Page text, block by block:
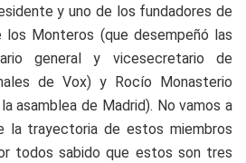
y uno de los fundadores de
los Monteros (que desempeñó las
general y vicesecretario de
de Vox) y Rocío Monasterio
asamblea de Madrid). No vamos a
la trayectoria de estos miembros
todos sabido que estos son tres